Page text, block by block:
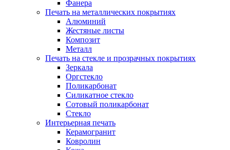
Фанера
Печать на металлических покрытиях
Алюминий
Жестяные листы
Композит
Металл
Печать на стекле и прозрачных покрытиях
Зеркала
Оргстекло
Поликарбонат
Силикатное стекло
Сотовый поликарбонат
Стекло
Интерьерная печать
Керамогранит
Ковролин